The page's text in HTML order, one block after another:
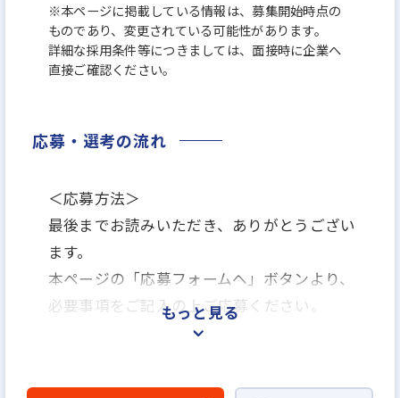
※本ページに掲載している情報は、募集開始時点の
ものであり、変更されている可能性があります。
詳細な採用条件等につきましては、面接時に企業へ
直接ご確認ください。
応募・選考の流れ
＜応募方法＞
最後までお読みいただき、ありがとうござい
ます。
本ページの「応募フォームヘ」ボタンより、
必要事項をご記入の上ご応募ください。
「応募フォームへ」よりエントリー
もっと見る